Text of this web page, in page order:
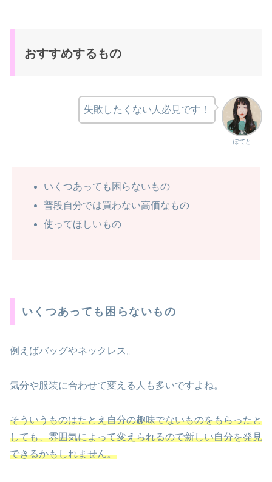
おすすめするもの
ぽてと
失敗したくない人必見です！
いくつあっても困らないもの
普段自分では買わない高価なもの
使ってほしいもの
いくつあっても困らないもの
例えばバッグやネックレス。
気分や服装に合わせて変える人も多いですよね。
そういうものはたとえ自分の趣味でないものをもらったと
しても、雰囲気によって変えられるので新しい自分を発見
できるかもしれません。